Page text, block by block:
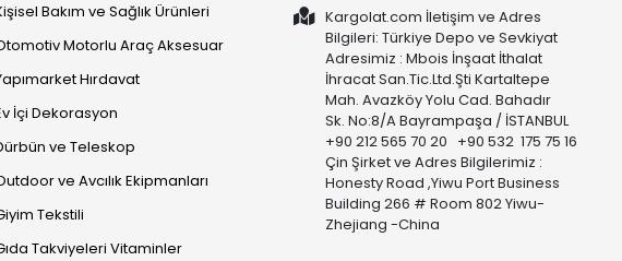
Bakım ve Sağlık Ürünleri
Motorlu Araç Aksesuar
Hırdavat
İçi Dekorasyon
ve Teleskop
ve Avcılık Ekipmanları
Tekstili
Takviyeleri Vitaminler
Kargolat.com İletişim ve Adres
Bilgileri: Türkiye Depo ve Sevkiyat
Adresimiz : Mbois İnşaat İthalat
İhracat San.Tic.Ltd.Şti Kartaltepe
Mah. Avazköy Yolu Cad. Bahadır
Sk. No:8/A Bayrampaşa / İSTANBUL
+90 212 565 70 20 +90 532 175 75 16
Çin Şirket ve Adres Bilgilerimiz :
Honesty Road ,Yiwu Port Business
Building 266 # Room 802 Yiwu-
Zhejiang -China